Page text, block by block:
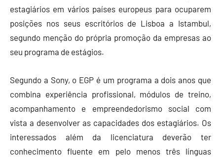
estagiários em vários países europeus para ocuparem
posições nos seus escritórios de Lisboa a Istambul,
segundo menção do própria promoção da empresas ao
seu programa de estágios.
Segundo a Sony, o EGP é um programa a dois anos que
combina experiência profissional, módulos de treino,
acompanhamento e empreendedorismo social com
vista a desenvolver as capacidades dos estagiários. Os
interessados além da licenciatura deverão ter
conhecimento fluente em pelo menos três línguas